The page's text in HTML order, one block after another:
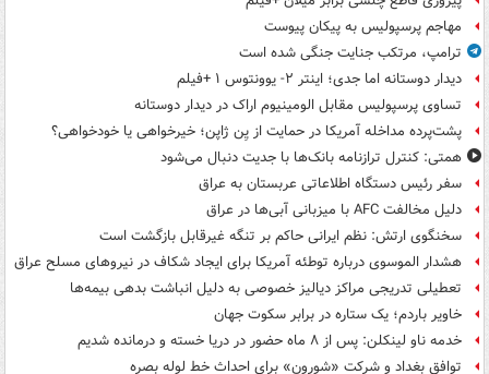
مهاجم پرسپولیس به پیکان پیوست
ترامپ، مرتکب جنایت جنگی شده است
دیدار دوستانه اما جدی؛ اینتر ۲- یوونتوس ۱ +فیلم
تساوی پرسپولیس مقابل الومینیوم اراک در دیدار دوستانه
پشت‌پرده مداخله آمریکا در حمایت از یِن ژاپن؛ خیرخواهی یا خودخواهی؟
همتی: کنترل ترازنامه بانک‌ها با جدیت دنبال می‌شود
سفر رئیس دستگاه اطلاعاتی عربستان به عراق
دلیل مخالفت AFC با میزبانی آبی‌ها در عراق
سخنگوی ارتش: نظم ایرانی حاکم بر تنگه غیرقابل بازگشت است
هشدار الموسوی درباره توطئه آمریکا برای ایجاد شکاف در نیروهای مسلح عراق
تعطیلی تدریجی مراکز دیالیز خصوصی به دلیل انباشت بدهی بیمه‌ها
خاویر باردم؛ یک ستاره در برابر سکوت جهان
خدمه ناو لینکلن: پس از ۸ ماه حضور در دریا خسته و درمانده‌ شدیم
توافق بغداد و شرکت «شورون» برای احداث خط لوله بصره